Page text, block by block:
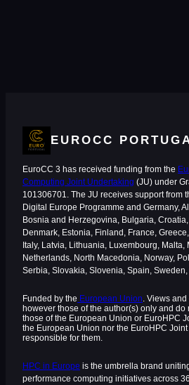
EUROCC
EuroCC 3 has received funding from the
Computing Joint Undertaking (JU) under
101306701. The JU receives support from
Digital Europe Programme and Germany,
Bosnia and Herzegovina, Bulgaria,
Denmark, Estonia, Finland, France,
Italy, Latvia, Lithuania, Luxembourg, Malta,
Netherlands, North Macedonia, Norway,
Serbia, Slovakia, Slovenia, Spain,
Funded by the European Union. Views
however those of the author(s) only and
those of the European Union or EuroHPC
the European Union nor the EuroHPC
responsible for them.
HPC in Europe is the umbrella brand
performance computing initiatives across